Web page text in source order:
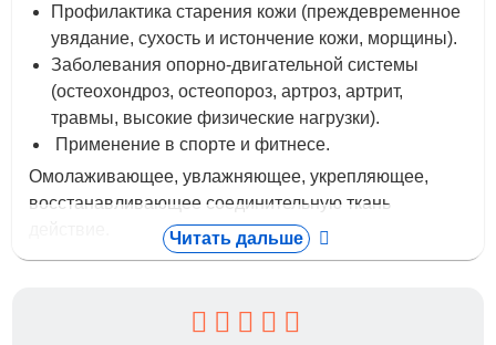
Профилактика старения кожи (преждевременное
увядание, сухость и истончение кожи, морщины).
Заболевания опорно-двигательной системы
(остеохондроз, остеопороз, артроз, артрит,
травмы, высокие физические нагрузки).
Применение в спорте и фитнесе.
Омолаживающее, увлажняющее, укрепляющее,
восстанавливающее соединительную ткань
С помощью современной технологии из коллагена
высокоэффективный гидролизат коллагена,
Читать дальше